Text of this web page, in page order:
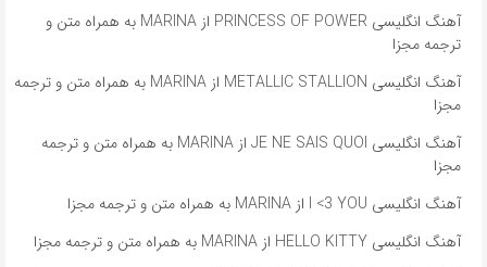
آهنگ انگلیسی PRINCESS OF POWER از MARINA به همراه متن و
ترجمه مجزا
آهنگ انگلیسی METALLIC STALLION از MARINA به همراه متن و ترجمه
مجزا
آهنگ انگلیسی JE NE SAIS QUOI از MARINA به همراه متن و ترجمه
مجزا
آهنگ انگلیسی I <3 YOU از MARINA به همراه متن و ترجمه مجزا
آهنگ انگلیسی HELLO KITTY از MARINA به همراه متن و ترجمه مجزا